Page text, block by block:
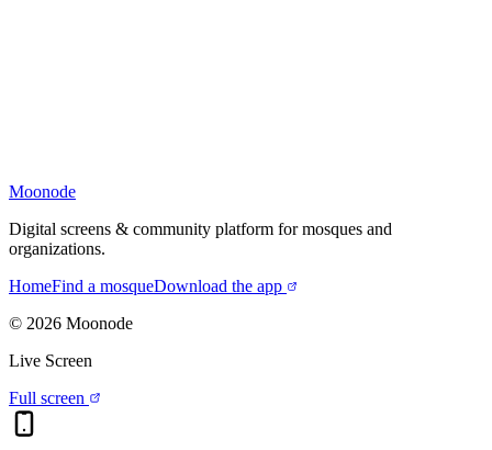
Moonode
Digital screens & community platform for mosques and
organizations.
HomeFind a mosqueDownload the app
© 2026 Moonode
Live Screen
Full screen